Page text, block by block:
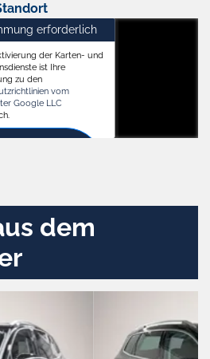
erforderlich
der Karten- und
ist Ihre
zu den
vom
Google LLC
dem